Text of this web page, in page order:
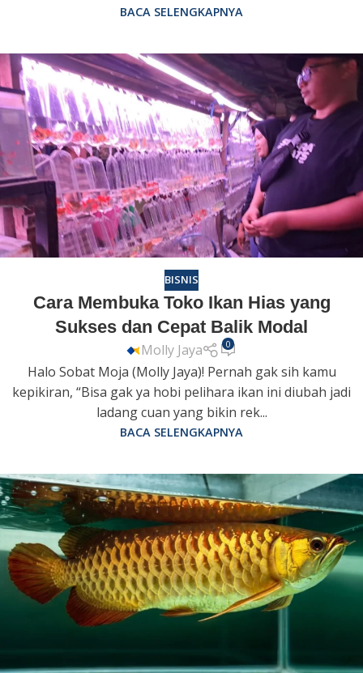
BACA SELENGKAPNYA
BISNIS
Cara Membuka Toko Ikan Hias yang
Sukses dan Cepat Balik Modal
Molly Jaya 0
Halo Sobat Moja (Molly Jaya)! Pernah gak sih kamu
kepikiran, “Bisa gak ya hobi pelihara ikan ini diubah jadi
ladang cuan yang bikin rek...
BACA SELENGKAPNYA